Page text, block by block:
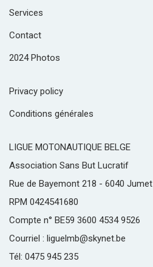
Services
Contact
2024 Photos
Privacy policy
Conditions générales
LIGUE MOTONAUTIQUE BELGE
Association Sans But Lucratif
Rue de Bayemont 218 - 6040 Jumet
RPM 0424541680
Compte n° BE59 3600 4534 9526
Courriel : liguelmb@skynet.be
Tél: 0475 945 235